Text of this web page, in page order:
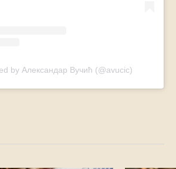
by Александар Вучић (@avucic)